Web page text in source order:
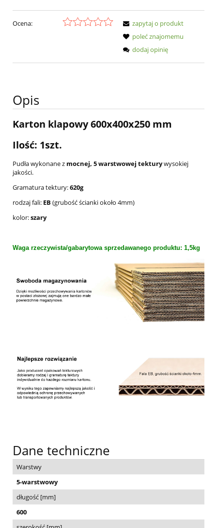
Ocena:
zapytaj o produkt
poleć znajomemu
dodaj opinię
Opis
Karton klapowy 600x400x250 mm
Ilość: 1szt.
Pudła wykonane z mocnej, 5 warstwowej tekturywysokiej
jakości.
Gramatura tektury:620g
rodzaj fali: EB (grubość ścianki około 4mm)
kolor:szary
Waga rzeczywista/gabarytowa sprzedawanego produktu: 1,5kg
Dane techniczne
Warstwy
5-warstwowy
długość [mm]
600